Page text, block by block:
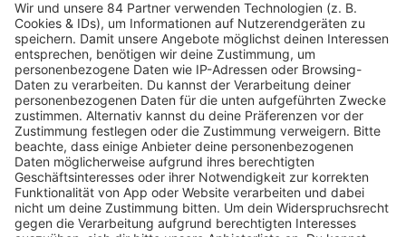
PODCAST-GÄSTE: MEHR NEWS
HOME
RADIOS
barba radio
Lagerfeuer